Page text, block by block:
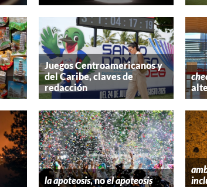
Juegos Centroamericanos y
del Caribe, claves de
redacción
la apoteosis, noel apoteosis